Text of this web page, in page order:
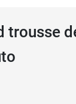
trousse